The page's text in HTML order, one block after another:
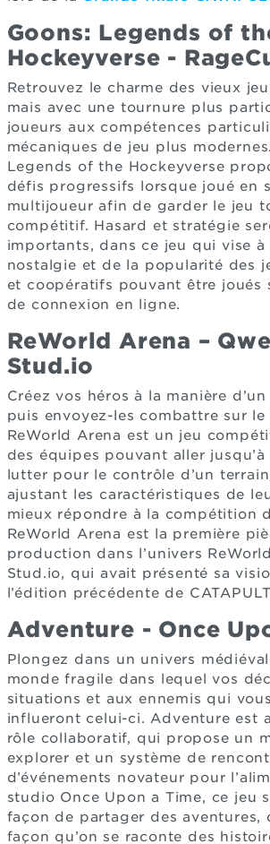
Goons: Legends of
Hockeyverse -
Retrouvez le charme des vieux
mais avec une tournure plus
joueurs aux compétences
mécaniques de jeu plus
Legends of the Hockeyverse
défis progressifs lorsque joué en
multijoueur afin de garder le jeu
compétitif. Hasard et stratégie
importants, dans ce jeu qui vise
nostalgie et de la popularité des
et coopératifs pouvant être joués
de connexion en ligne.
ReWorld Arena –
Stud.io
Créez vos héros à la manière
puis envoyez-les combattre sur le
ReWorld Arena est un jeu
des équipes pouvant aller
lutter pour le contrôle d’un
ajustant les caractéristiques de
mieux répondre à la compétition
ReWorld Arena est la première
production dans l’univers
Stud.io, qui avait présenté sa
l’édition précédente de
Adventure - Once
Plongez dans un univers
monde fragile dans lequel vos
situations et aux ennemis qui
influeront celui-ci. Adventure est
rôle collaboratif, qui propose un
explorer et un système de
d’événements novateur pour
studio Once Upon a Time, ce jeu
façon de partager des aventures,
façon qu’on se raconte des